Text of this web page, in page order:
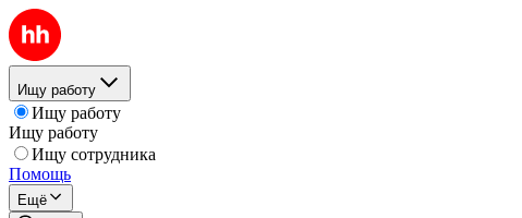
Ищу работу
Ищу работу
Ищу работу
Ищу сотрудника
Помощь
Ещё